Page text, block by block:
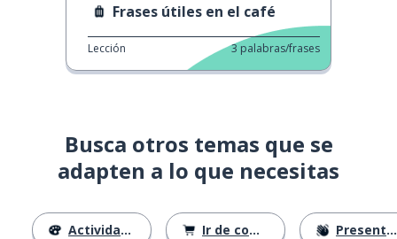
Frases útiles en el café
Lección 3 palabras/frases
Busca otros temas que se
adapten a lo que necesitas
Actividades Ir de compras Presentándose